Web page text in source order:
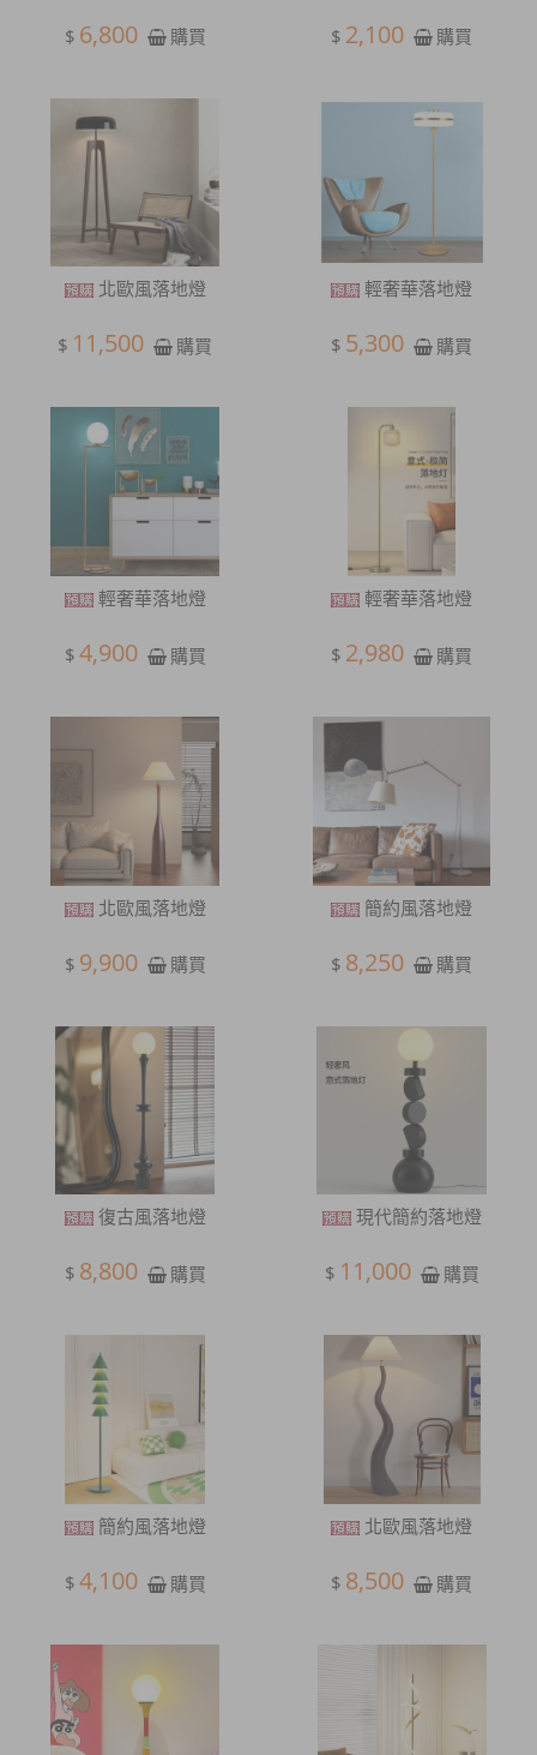
$ 6,800 購買 $ 2,100 購買
北歐風落地燈
$ 11,500 購買
輕奢華落地燈
$ 5,300 購買
輕奢華落地燈
$ 4,900 購買
輕奢華落地燈
$ 2,980 購買
北歐風落地燈
$ 9,900 購買
簡約風落地燈
$ 8,250 購買
復古風落地燈
$ 8,800 購買
現代簡約落地燈
$ 11,000 購買
簡約風落地燈
$ 4,100 購買
北歐風落地燈
$ 8,500 購買